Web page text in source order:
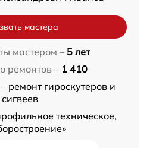
мастера
мастером – 5 лет
ремонтов – 1 410
ремонт гироскутеров и
сигвеев
техническое,